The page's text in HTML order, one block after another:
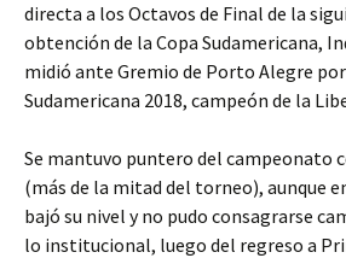
directa a los Octavos de Final de la
obtención de la Copa Sudamericana,
midió ante Gremio de Porto Alegre
Sudamericana 2018, campeón de la
Se mantuvo puntero del campeonato
(más de la mitad del torneo), aunque
bajó su nivel y no pudo consagrarse
lo institucional, luego del regreso a